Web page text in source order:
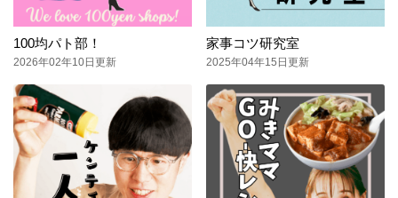
100均パト部！
2026年02年10日更新
家事コツ研究室
2025年04年15日更新